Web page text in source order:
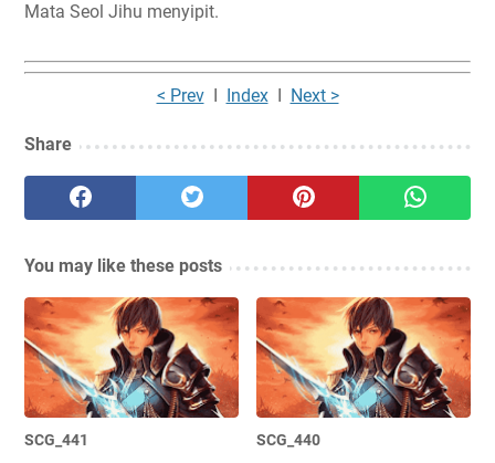
Mata Seol Jihu menyipit.
< PrevI IndexI Next >
Share
You may like these posts
SCG_441 SCG_440